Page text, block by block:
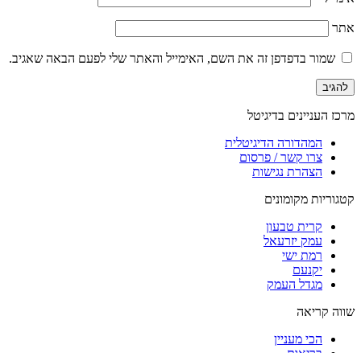
אתר
שמור בדפדפן זה את השם, האימייל והאתר שלי לפעם הבאה שאגיב.
מרכז העניינים בדיגיטל
המהדורה הדיגיטלית
צרו קשר / פרסום
הצהרת נגישות
קטגוריות מקומונים
קרית טבעון
עמק יזרעאל
רמת ישי
יקנעם
מגדל העמק
שווה קריאה
הכי מעניין